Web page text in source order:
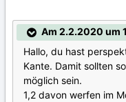
Am 2.2.2020 um
Hallo, du hast
Kante. Damit sollten
möglich sein.
1,2 davon werfen im